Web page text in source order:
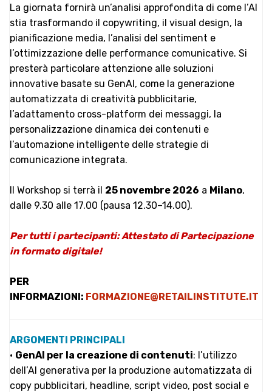
La giornata fornirà un’analisi approfondita di come l’AI
stia trasformando il copywriting, il visual design, la
pianificazione media, l’analisi del sentiment e
l’ottimizzazione delle performance comunicative. Si
presterà particolare attenzione alle soluzioni
innovative basate su GenAI, come la generazione
automatizzata di creatività pubblicitarie,
l’adattamento cross-platform dei messaggi, la
personalizzazione dinamica dei contenuti e
l’automazione intelligente delle strategie di
comunicazione integrata.
Il Workshop si terrà il 25 novembre 2026 a Milano,
dalle 9.30 alle 17.00 (pausa 12.30–14.00).
Per tutti i partecipanti: Attestato di Partecipazione
in formato digitale!
PER
INFORMAZIONI: FORMAZIONE@RETAILINSTITUTE.IT
ARGOMENTI PRINCIPALI
• GenAI per la creazione di contenuti: l’utilizzo
dell’AI generativa per la produzione automatizzata di
copy pubblicitari, headline, script video, post social e